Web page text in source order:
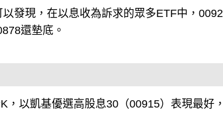
發現，在以息收為訴求的眾多ETF中，
還墊底。
，以凱基優選高股息30（00915）表現最好